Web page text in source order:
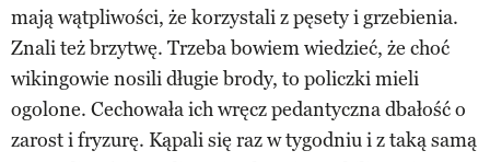
mają wątpliwości, że korzystali z pęsety i grzebienia.
Znali też brzytwę. Trzeba bowiem wiedzieć, że choć
wikingowie nosili długie brody, to policzki mieli
ogolone. Cechowała ich wręcz pedantyczna dbałość o
zarost i fryzurę. Kąpali się raz w tygodniu i z taką samą